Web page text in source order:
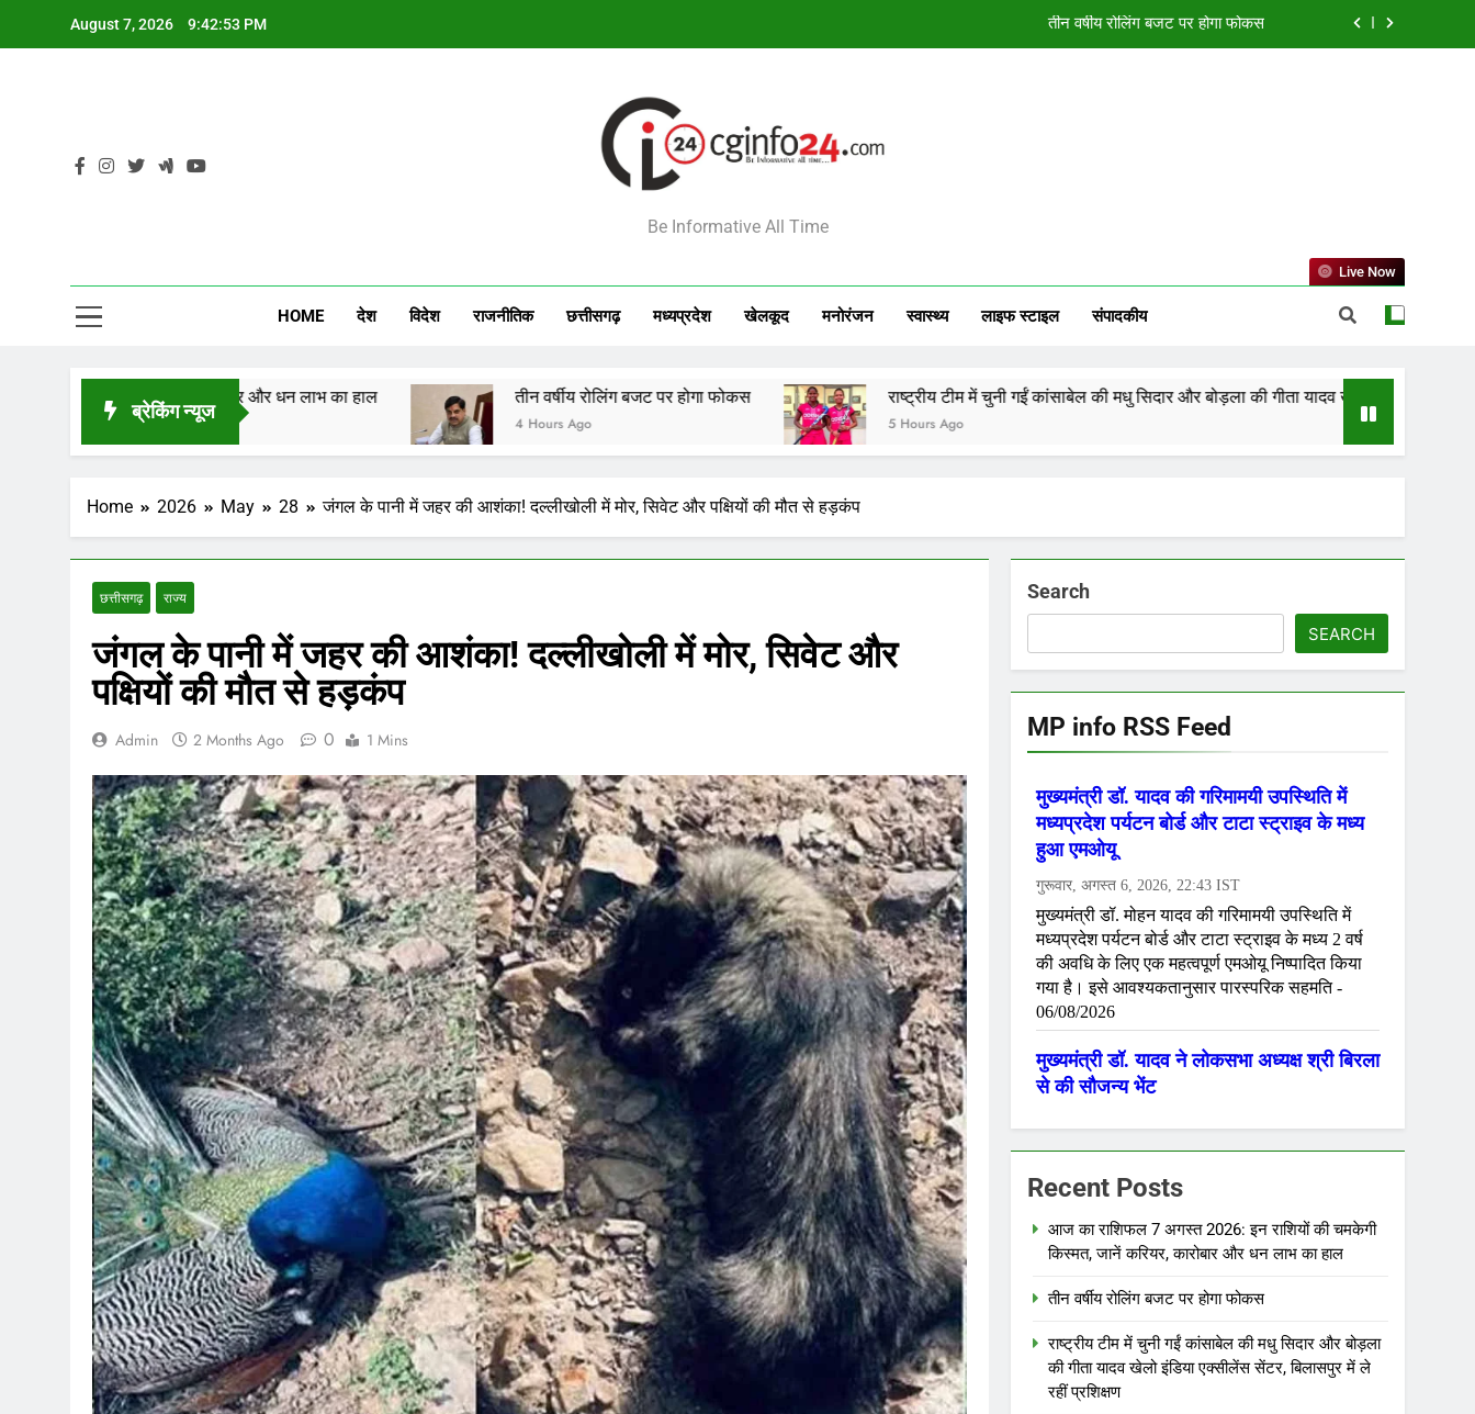
August 7, 2026 9:42:53 PM राष्ट्रीय टीम में चुनी गईं कांसाबेल की मधु सिदार और बोड़ला की गीता यादव खेलो इंडिया एक्सीलेंस सेंटर, बिलासपुर में ले रहीं प्रशिक्षण
आज का राशिफल 7 अगस्त 2026: इन राशियों की चमकेगी किस्मत, जानें करियर, कारोबार और धन लाभ का हाल
राष्ट्रीय टीम में चुनी गईं कांसाबेल की मधु सिदार और बोड़ला की गीता यादव खेलो इंडिया एक्सीलेंस सेंटर, बिलासपुर में ले रहीं प्रशिक्षण
Be Informative All Time
HOME देश विदेश राजनीतिक छत्तीसगढ़ मध्‍यप्रदेश खेलकूद मनोरंजन स्‍वास्‍थ्‍य लाइफ स्टाइल संपादकीय
Live Now
ब्रेकिंग न्यूज
जानें करियर, कारोबार और धन लाभ का हाल तीन वर्षीय रोलिंग बजट पर होगा फोकस
4 Hours Ago
राष्ट्रीय टीम में चुनी गईं कांसाबेल की मधु सिदार और बोड़ला की गीता यादव खेलो इंडिया एक्सीलेंस सेंटर,
5 Hours Ago
Home 2026 May 28 जंगल के पानी में जहर की आशंका! दल्लीखोली में मोर, सिवेट और पक्षियों की मौत से हड़कंप
छत्तीसगढ़ राज्य
जंगल के पानी में जहर की आशंका! दल्लीखोली में मोर, सिवेट और
पक्षियों की मौत से हड़कंप
Admin 2 Months Ago 0 1 Mins
Search
SEARCH
MP info RSS Feed
Recent Posts
आज का राशिफल 7 अगस्त 2026: इन राशियों की चमकेगी
किस्मत, जानें करियर, कारोबार और धन लाभ का हाल
तीन वर्षीय रोलिंग बजट पर होगा फोकस
राष्ट्रीय टीम में चुनी गईं कांसाबेल की मधु सिदार और बोड़ला
की गीता यादव खेलो इंडिया एक्सीलेंस सेंटर, बिलासपुर में ले
रहीं प्रशिक्षण